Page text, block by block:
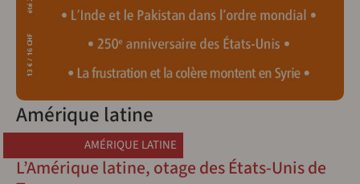
Amérique latine
AMÉRIQUE LATINE
L’Amérique latine, otage des États-Unis de